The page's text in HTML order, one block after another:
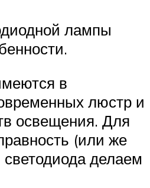
лампы
в
люстр и
освещения. Для
(или же
светодиода делаем